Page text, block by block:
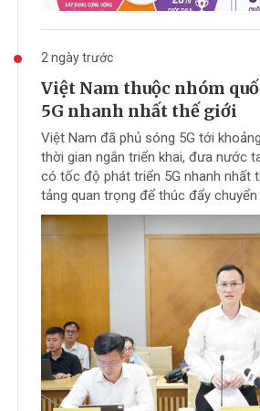
2 ngày trước
Việt Nam thuộc nhóm
5G nhanh nhất thế giới
Việt Nam đã phủ sóng 5G tới
thời gian ngắn triển khai, đưa nước
có tốc độ phát triển 5G nhanh nhất
tảng quan trọng để thúc đẩy chuyển